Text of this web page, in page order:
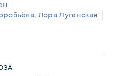
, Лора Луганская